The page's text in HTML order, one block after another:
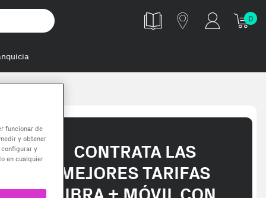
0
CONTRATA LAS
MEJORES TARIFAS
funcionar de
y obtener
y
en cualquier